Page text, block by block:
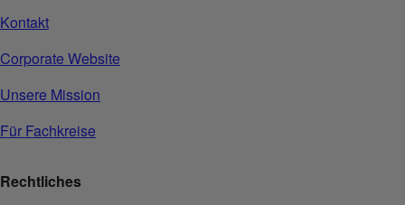
Kontakt
Corporate Website
Unsere Mission
Für Fachkreise
Rechtliches